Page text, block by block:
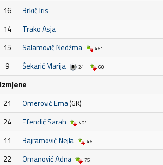
16
Brkić Iris
14
Trako Asja
15
Salamović Nedžma 46'
9 Šekarić Marija 24' 60'
Izmjene
21
Omerović Ema(GK)
24
Efendić Sarah 46'
11 Bajramović Nejla 46'
22 Omanović Adna 75'